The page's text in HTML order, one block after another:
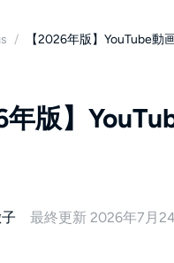
/ 【2026年版】YouTube動
年版】
最終更新 2026年7月